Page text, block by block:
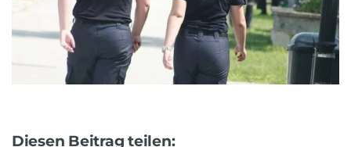
Diesen Beitrag teilen: